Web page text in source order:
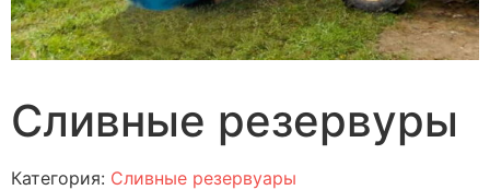
Сливные резервуры
Категория: Сливные резервуары